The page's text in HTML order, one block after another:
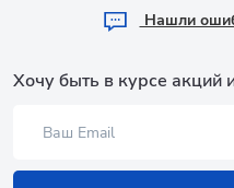
Hашли
Хочу быть в курсе акций